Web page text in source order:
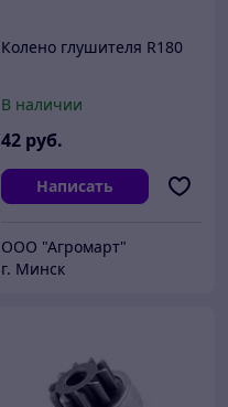
Колено глушителя R180
В наличии
42 руб.
Написать
ООО "Агромарт"
г. Минск